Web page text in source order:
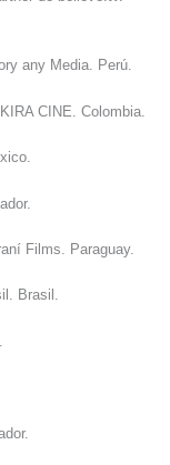
any Media. Perú.
CINE. Colombia.
Films. Paraguay.
Brasil.